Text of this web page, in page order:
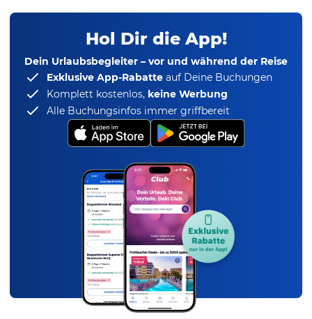
Hol Dir die App!
Dein Urlaubsbegleiter – vor und während der Reise
Exklusive App-Rabatte auf Deine Buchungen
Komplett kostenlos, keine Werbung
Alle Buchungsinfos immer griffbereit